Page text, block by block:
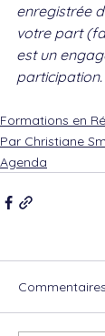
enregistrée
votre part
est un
participation.
Formations en
Par Christiane
Agenda
Commentaires